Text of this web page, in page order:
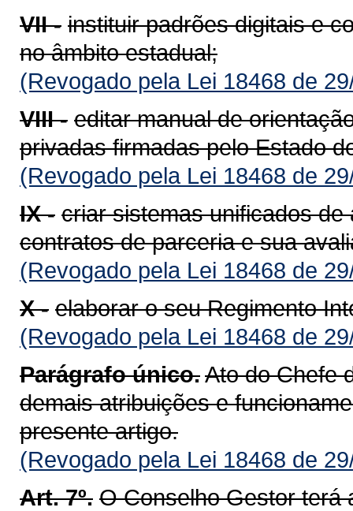
VII - instituir padrões digitais e
no âmbito estadual;
(Revogado pela Lei 18468 de
VIII - editar manual de
privadas firmadas pelo Estado
(Revogado pela Lei 18468 de
IX - criar sistemas unificados
contratos de parceria e sua
(Revogado pela Lei 18468 de
X - elaborar o seu Regimento
(Revogado pela Lei 18468 de
Parágrafo único.Ato do Chefe
demais atribuições e
presente artigo.
(Revogado pela Lei 18468 de
Art. 7º. O Conselho Gestor terá